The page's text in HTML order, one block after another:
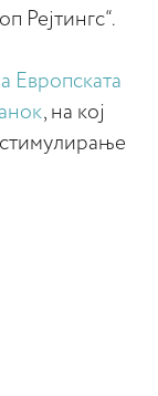
Рејтингс“.
Европската
, на кој
стимулирање